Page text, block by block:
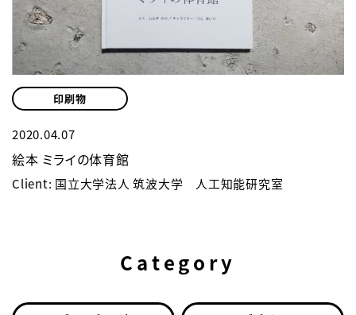
印刷物
2020.04.07
絵本 ミライの体育館
Client: 国立大学法人 筑波大学 人工知能研究室
Category